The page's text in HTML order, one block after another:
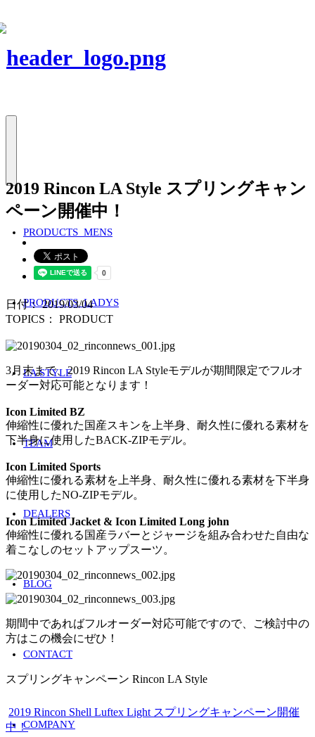
PRODUCTS_MENS
PRODUCTS_LADYS
LA STYLE
TEAM
DEALERS
BLOG
CONTACT
COMPANY
2019 Rincon LA Style スプリングキャン
ペーン開催中！
日付： 2019/03/04
TOPICS： PRODUCT
3月末まで、2019 Rincon LA Styleモデルが期間限定でフルオ
ーダー対応可能となります！
Icon Limited BZ
伸縮性に優れた国産スキンを上半身、耐久性に優れる素材を
下半身に使用したBACK-ZIPモデル。
Icon Limited Sports
伸縮性に優れる素材を上半身、耐久性に優れる素材を下半身
に使用したNO-ZIPモデル。
Icon Limited Jacket & Icon Limited Long john
伸縮性に優れる国産ラバーとジャージを組み合わせた自由な
着こなしのセットアップスーツ。
期間中であればフルオーダー対応可能ですので、ご検討中の
方はこの機会にぜひ！
スプリングキャンペーン Rincon LA Style
2019 Rincon Shell Luftex Light スプリングキャンペーン開催
中！